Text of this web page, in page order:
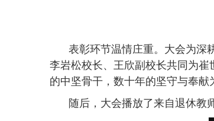
表彰环节温情庄重。大会为深
李岩松校长、王欣副校长共同为崔
的中坚骨干，数十年的坚守与奉献
随后，大会播放了来自退休教